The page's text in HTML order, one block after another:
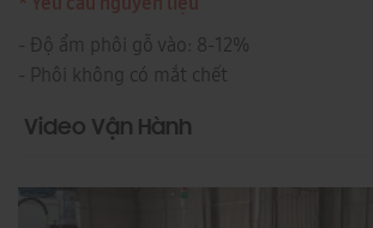
- Độ ẩm phôi gỗ vào: 8-12%
- Phôi không có mắt chết
Video Vận Hành